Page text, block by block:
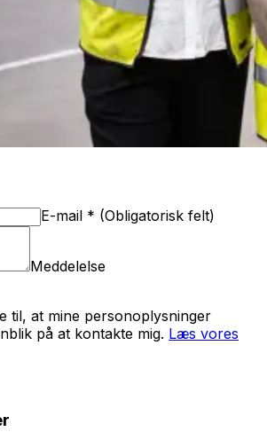
E-mail * (Obligatorisk felt)
Meddelelse
til, at mine personoplysninger
på at kontakte mig. Læs vores